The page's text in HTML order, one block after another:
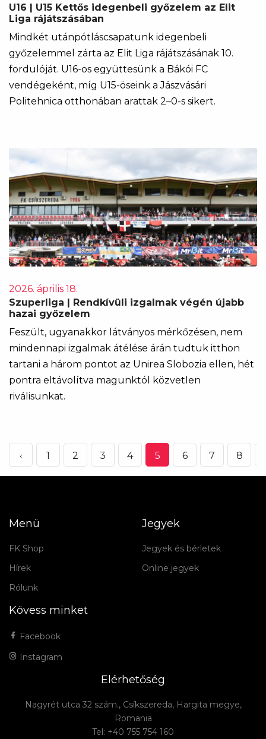
U16 | U15 Kettős idegenbeli győzelem az Elit
Liga rájátszásában
Mindkét utánpótláscsapatunk idegenbeli
győzelemmel zárta az Elit Liga rájátszásának 10.
fordulóját. U16-os együttesünk a Bákói FC
vendégeként, míg U15-öseink a Jászvásári
Politehnica otthonában arattak 2–0-s sikert.
2026. április 18.
Szuperliga | Rendkívüli izgalmak végén újabb
hazai győzelem
Feszült, ugyanakkor látványos mérkőzésen, nem
mindennapi izgalmak átélése árán tudtuk itthon
tartani a három pontot az Unirea Slobozia ellen, hét
pontra eltávolítva magunktól közvetlen
riválisunkat.
‹ 1 2 3 4 5 6 7 8
Menü
FK Shop
Hírek
Rólunk
Jegyek
Jegyek és bérletek
Online jegyek
Kövess minket
Facebook
Instagram
Elérhetőség
Nagyrét utca 32 szám., Csíkszereda, Hargita megye,
Romania
Tel: +40 755 754 160